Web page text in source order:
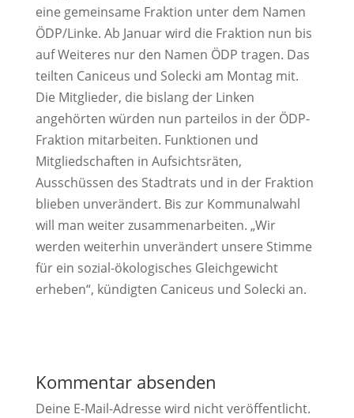
eine gemeinsame Fraktion unter dem Namen
ÖDP/Linke. Ab Januar wird die Fraktion nun bis
auf Weiteres nur den Namen ÖDP tragen. Das
teilten Caniceus und Solecki am Montag mit.
Die Mitglieder, die bislang der Linken
angehörten würden nun parteilos in der ÖDP-
Fraktion mitarbeiten. Funktionen und
Mitgliedschaften in Aufsichtsräten,
Ausschüssen des Stadtrats und in der Fraktion
blieben unverändert. Bis zur Kommunalwahl
will man weiter zusammenarbeiten. „Wir
werden weiterhin unverändert unsere Stimme
für ein sozial-ökologisches Gleichgewicht
erheben“, kündigten Caniceus und Solecki an.
Kommentar absenden
Deine E-Mail-Adresse wird nicht veröffentlicht.